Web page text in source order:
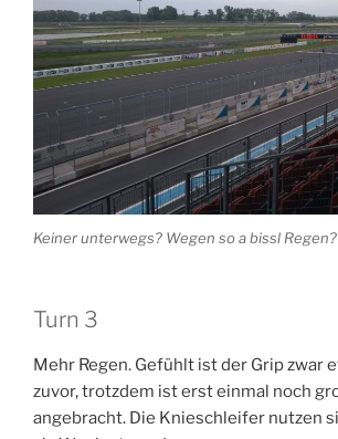
Keiner unterwegs? Wegen so a bissl Regen?
Turn 3
Mehr Regen. Gefühlt ist der Grip zwar
zuvor, trotzdem ist erst einmal noch
angebracht. Die Knieschleifer nutzen